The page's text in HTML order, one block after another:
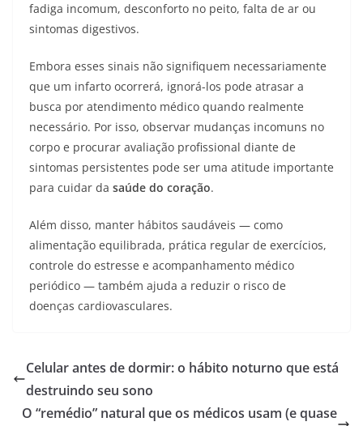
fadiga incomum, desconforto no peito, falta de ar ou
sintomas digestivos.
Embora esses sinais não signifiquem necessariamente
que um infarto ocorrerá, ignorá-los pode atrasar a
busca por atendimento médico quando realmente
necessário. Por isso, observar mudanças incomuns no
corpo e procurar avaliação profissional diante de
sintomas persistentes pode ser uma atitude importante
para cuidar da saúde do coração.
Além disso, manter hábitos saudáveis — como
alimentação equilibrada, prática regular de exercícios,
controle do estresse e acompanhamento médico
periódico — também ajuda a reduzir o risco de
doenças cardiovasculares.
Celular antes de dormir: o hábito noturno que está
destruindo seu sono
O “remédio” natural que os médicos usam (e quase